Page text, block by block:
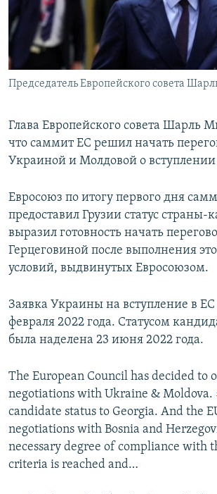
Председатель Европейского совета
Глава Европейского совета Шарль
что саммит ЕС решил начать
Украиной и Молдовой о вступлении
Евросоюз по итогу первого дня
предоставил Грузии статус страны-
выразил готовность начать
Герцеговиной после выполнения
условий, выдвинутых Евросоюзом.
Заявка Украины на вступление в
февраля 2022 года. Статусом
была наделена 23 июня 2022 года.
The European Council has decided to
negotiations with Ukraine & Moldova.
candidate status to Georgia. And the
negotiations with Bosnia and
necessary degree of compliance with
criteria is reached and…